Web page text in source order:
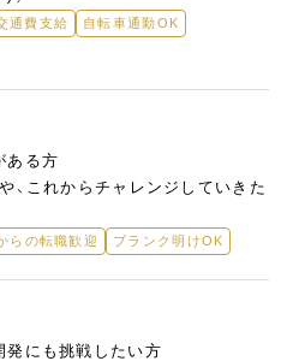
通費支給
自転車通勤OK
ある方
、これからチャレンジしていきた
らの転職歓迎 ブランク明けOK
発にも挑戦したい方